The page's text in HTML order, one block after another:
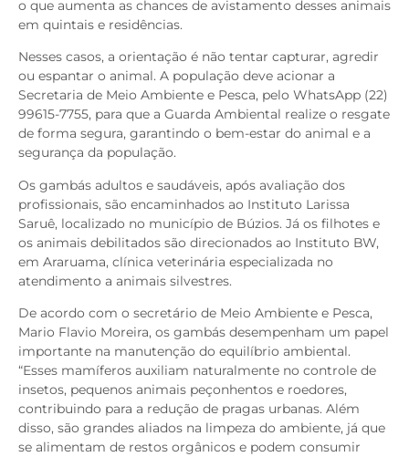
o que aumenta as chances de avistamento desses animais
em quintais e residências.
Nesses casos, a orientação é não tentar capturar, agredir
ou espantar o animal. A população deve acionar a
Secretaria de Meio Ambiente e Pesca, pelo WhatsApp (22)
99615-7755, para que a Guarda Ambiental realize o resgate
de forma segura, garantindo o bem-estar do animal e a
segurança da população.
Os gambás adultos e saudáveis, após avaliação dos
profissionais, são encaminhados ao Instituto Larissa
Saruê, localizado no município de Búzios. Já os filhotes e
os animais debilitados são direcionados ao Instituto BW,
em Araruama, clínica veterinária especializada no
atendimento a animais silvestres.
De acordo com o secretário de Meio Ambiente e Pesca,
Mario Flavio Moreira, os gambás desempenham um papel
importante na manutenção do equilíbrio ambiental.
“Esses mamíferos auxiliam naturalmente no controle de
insetos, pequenos animais peçonhentos e roedores,
contribuindo para a redução de pragas urbanas. Além
disso, são grandes aliados na limpeza do ambiente, já que
se alimentam de restos orgânicos e podem consumir